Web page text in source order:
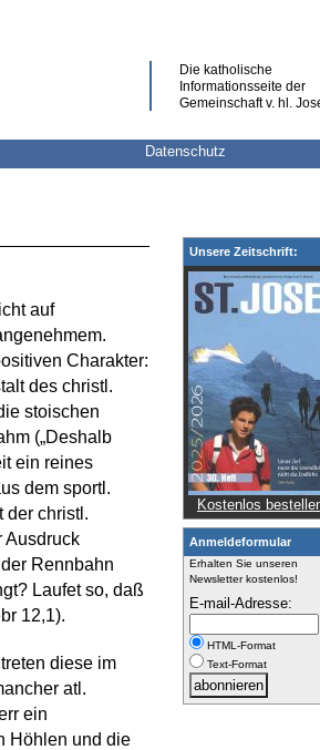
Die katholische
Informationsseite der
Gemeinschaft v. hl.
Datenschutz
Unsere Zeitschrift:
Kostenlos
Anmeldeformular
Erhalten Sie unseren
Newsletter kostenlos!
E-mail-Adresse:
HTML-Format
Text-Format
auf
Charakter:
des christl.
stoischen
(„Deshalb
ein reines
dem sportl.
der christl.
Ausdruck
Rennbahn
Laufet so, daß
12,1).
diese im
atl.
ein
Höhlen und die